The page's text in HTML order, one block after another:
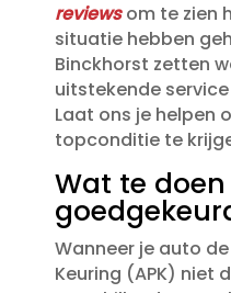
reviewsom te zien
situatie hebben
Binckhorst zetten
uitstekende
Laat ons je helpen
topconditie te
Wat te
Wanneer je auto
Keuring (APK) niet